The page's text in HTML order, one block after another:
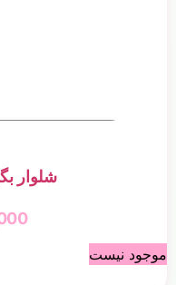
شلوار
موجود نیست